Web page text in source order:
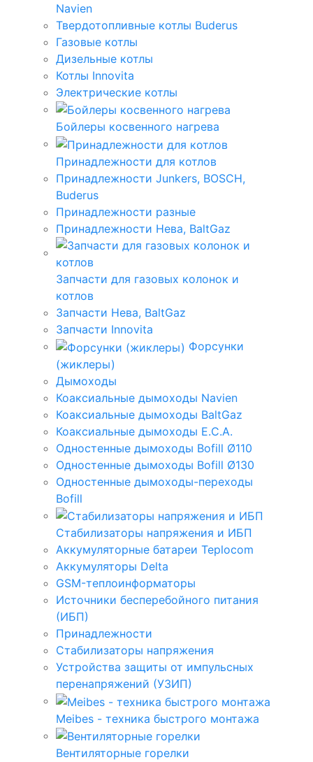
Navien
Твердотопливные котлы Buderus
Газовые котлы
Дизельные котлы
Котлы Innovita
Электрические котлы
Бойлеры косвенного нагрева
Принадлежности для котлов
Принадлежности Junkers, BOSCH,
Buderus
Принадлежности разные
Принадлежности Нева, BaltGaz
Запчасти для газовых колонок и
котлов
Запчасти Нева, BaltGaz
Запчасти Innovita
Форсунки
(жиклеры)
Дымоходы
Коаксиальные дымоходы Navien
Коаксиальные дымоходы BaltGaz
Коаксиальные дымоходы E.C.A.
Одностенные дымоходы Bofill Ø110
Одностенные дымоходы Bofill Ø130
Одностенные дымоходы-переходы
Bofill
Стабилизаторы напряжения и ИБП
Аккумуляторные батареи Teplocom
Аккумуляторы Delta
GSM-теплоинформаторы
Источники бесперебойного питания
(ИБП)
Принадлежности
Стабилизаторы напряжения
Устройства защиты от импульсных
перенапряжений (УЗИП)
Meibes - техника быстрого монтажа
Вентиляторные горелки